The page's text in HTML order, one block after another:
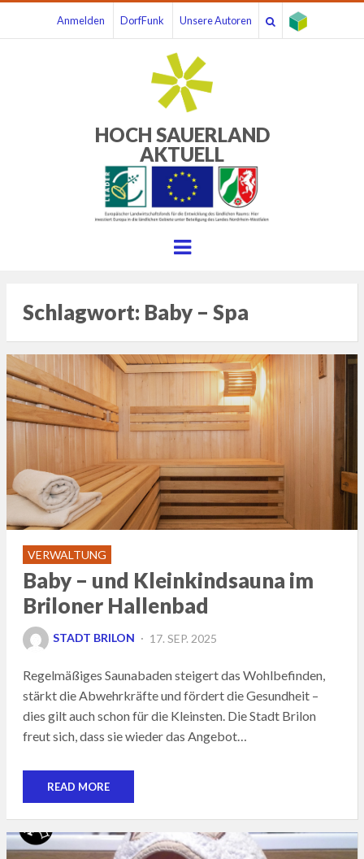
Anmelden DorfFunk Unsere Autoren
HOCH SAUERLAND
AKTUELL
Menu
Schlagwort: Baby – Spa
VERWALTUNG
Baby – und Kleinkindsauna im
Briloner Hallenbad
STADT BRILON
POSTED
17. SEP. 2025
Regelmäßiges Saunabaden steigert das Wohlbefinden,
stärkt die Abwehrkräfte und fördert die Gesundheit –
dies gilt auch schon für die Kleinsten. Die Stadt Brilon
freut sich, dass sie wieder das Angebot…
READ MORE